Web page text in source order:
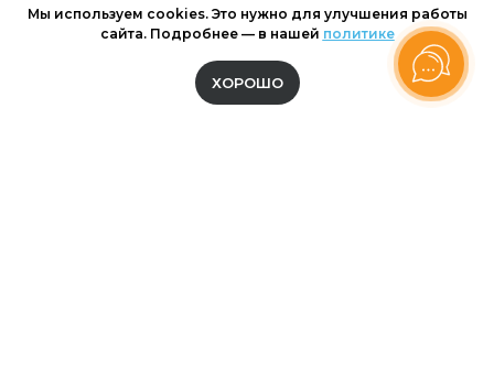
ВАШИ ОТЗЫВЫ
И ВПЕЧАТЛЕНИЯ
Мы используем cookies. Это нужно для улучшения работы
сайта. Подробнее — в нашей политике
ХОРОШО